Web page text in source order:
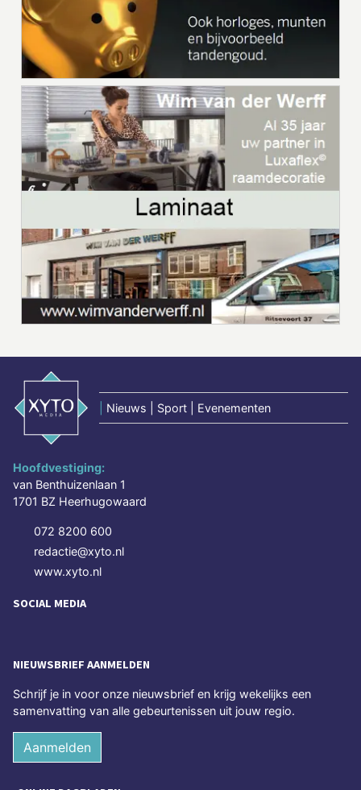
Nieuws | Sport | Evenementen
Hoofdvestiging:
van Benthuizenlaan 1
1701 BZ Heerhugowaard
072 8200 600
redactie@xyto.nl
www.xyto.nl
SOCIAL MEDIA
NIEUWSBRIEF AANMELDEN
Schrijf je in voor onze nieuwsbrief en krijg wekelijks een
samenvatting van alle gebeurtenissen uit jouw regio.
Aanmelden